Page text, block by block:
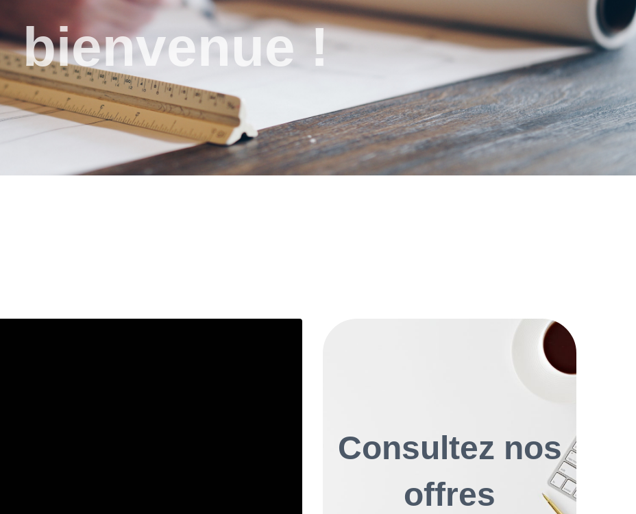
bienvenue !
Consultez nos
offres
Consultez nos
Chargés d’affaires, conducteurs de